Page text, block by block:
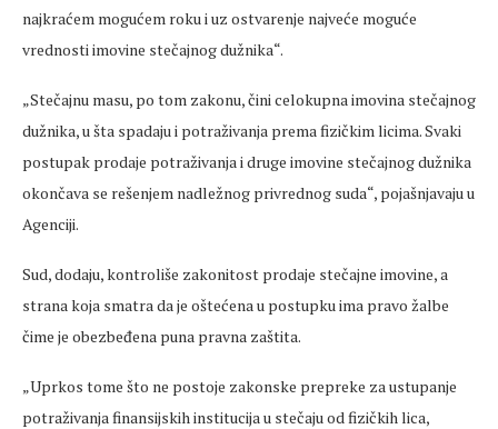
najkraćem mogućem roku i uz ostvarenje najveće moguće
vrednosti imovine stečajnog dužnika“.
„Stečajnu masu, po tom zakonu, čini celokupna imovina stečajnog
dužnika, u šta spadaju i potraživanja prema fizičkim licima. Svaki
postupak prodaje potraživanja i druge imovine stečajnog dužnika
okončava se rešenjem nadležnog privrednog suda“, pojašnjavaju u
Agenciji.
Sud, dodaju, kontroliše zakonitost prodaje stečajne imovine, a
strana koja smatra da je oštećena u postupku ima pravo žalbe
čime je obezbeđena puna pravna zaštita.
„Uprkos tome što ne postoje zakonske prepreke za ustupanje
potraživanja finansijskih institucija u stečaju od fizičkih lica,